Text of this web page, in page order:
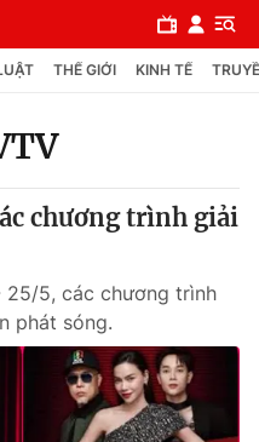
THẾ GIỚI KINH TẾ
chương trình giải
25/5, các chương trình
phát sóng.